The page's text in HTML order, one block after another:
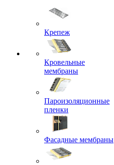
Крепеж
Кровельные
мембраны
Пароизоляционные
пленки
Фасадные мембраны